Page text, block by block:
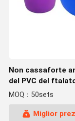
Non cassaforte
del PVC del
MOQ：50sets
Miglior